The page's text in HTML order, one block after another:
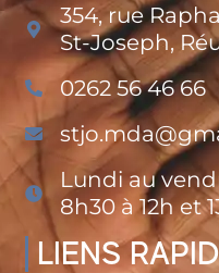
354, rue
St-Joseph,
0262 56 46 66
Lundi au
8h30 à 12h et
LIENS